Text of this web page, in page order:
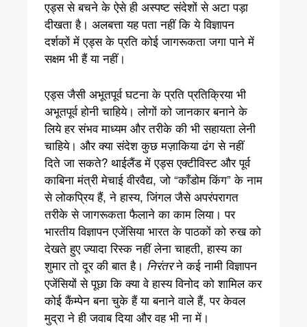
एड्स से बचने के ऐसे ही अस्पष्ट संदेशों से अटा पड़ा
दीखता है। अलबत्ता यह पता नहीं कि ये विज्ञापन
दर्शकों में एड्स के प्रति कोई जागरूकता जगा पाने में
सक्षम भी हैं या नहीं।
एड्स जैसी अभूतपूर्व घटना के प्रति प्रतिक्रिया भी
अभूतपूर्व होनी चाहिये। लोगों को जानकार बनाने के
लिये हर संभव माध्यम और तरीके की भी सहायता लेनी
चाहिये। और क्या संदेश कुछ मज़ाकिया ढंग से नहीं
दिते जा सकते? थाईलैंड में एड्स एक्टीविस्ट और पूर्व
काबिना मंत्री मेचाई वीरवैद्य, जो “काँडोम किंग” के नाम
से लोकप्रिय हैं, ने हास्य, जिंगल जैसे अपरंपरागत
तरीके से जागरूकता फैलाने का काम लिया। पर
भारतीय विज्ञापन एजेंसिया भारत के पाठकों को रुख को
देखते हुए ज्यादा रिस्क नहीं लेना चाहती, हास्य का
शुमार तो दूर की बात है। निरंतरने कई नामी विज्ञापन
एजेंसियों से पूछा कि क्या वे हास्य विनोद को शामिल कर
कोई कैंम्पेन बना चुके हैं या बनाने वाले हैं, पर केवल
मुद्रा ने ही जवाब दिया और वह भी ना में।